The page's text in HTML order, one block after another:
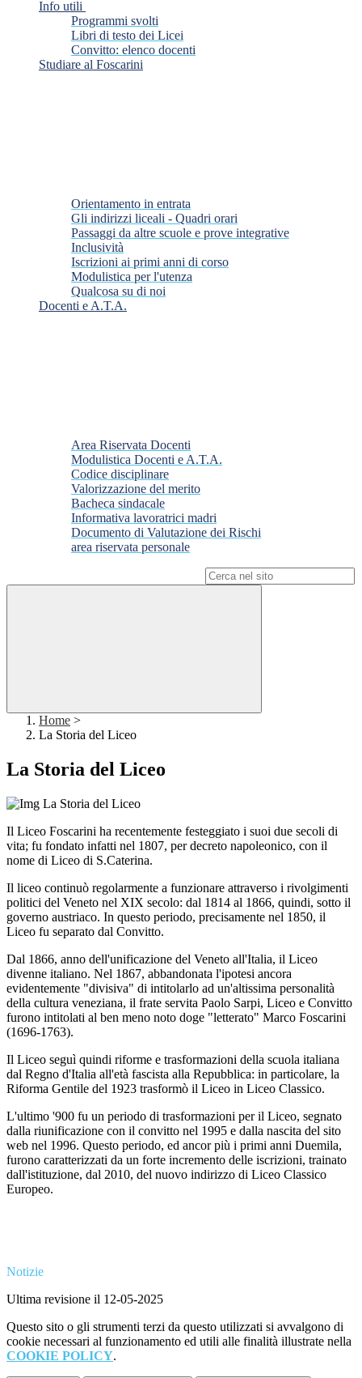
Info utili
Programmi svolti
Libri di testo dei Licei
Convitto: elenco docenti
Studiare al Foscarini
Orientamento in entrata
Gli indirizzi liceali - Quadri orari
Passaggi da altre scuole e prove integrative
Inclusività
Iscrizioni ai primi anni di corso
Modulistica per l'utenza
Qualcosa su di noi
Docenti e A.T.A.
Area Riservata Docenti
Modulistica Docenti e A.T.A.
Codice disciplinare
Valorizzazione del merito
Bacheca sindacale
Informativa lavoratrici madri
Documento di Valutazione dei Rischi
area riservata personale
Home >
La Storia del Liceo
La Storia del Liceo
Il Liceo Foscarini ha recentemente festeggiato i suoi due secoli di
vita; fu fondato infatti nel 1807, per decreto napoleonico, con il
nome di Liceo di S.Caterina.
Il liceo continuò regolarmente a funzionare attraverso i rivolgimenti
politici del Veneto nel XIX secolo: dal 1814 al 1866, quindi, sotto il
governo austriaco. In questo periodo, precisamente nel 1850, il
Liceo fu separato dal Convitto.
Dal 1866, anno dell'unificazione del Veneto all'Italia, il Liceo
divenne italiano. Nel 1867, abbandonata l'ipotesi ancora
evidentemente "divisiva" di intitolarlo ad un'altissima personalità
della cultura veneziana, il frate servita Paolo Sarpi, Liceo e Convitto
furono intitolati al ben meno noto doge "letterato" Marco Foscarini
(1696-1763).
Il Liceo seguì quindi riforme e trasformazioni della scuola italiana
dal Regno d'Italia all'età fascista alla Repubblica: in particolare, la
Riforma Gentile del 1923 trasformò il Liceo in Liceo Classico.
L'ultimo '900 fu un periodo di trasformazioni per il Liceo, segnato
dalla riunificazione con il convitto nel 1995 e dalla nascita del sito
web nel 1996. Questo periodo, ed ancor più i primi anni Duemila,
furono caratterizzati da un forte incremento delle iscrizioni, trainato
dall'istituzione, dal 2010, del nuovo indirizzo di Liceo Classico
Europeo.
Notizie
Ultima revisione il 12-05-2025
Questo sito o gli strumenti terzi da questo utilizzati si avvalgono di
cookie necessari al funzionamento ed utili alle finalità illustrate nella
COOKIE POLICY.